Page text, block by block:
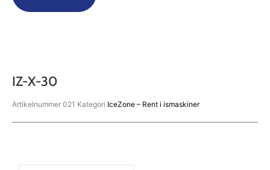
IZ-X-30
Artikelnummer 021 Kategori IceZone – Rent i ismaskiner